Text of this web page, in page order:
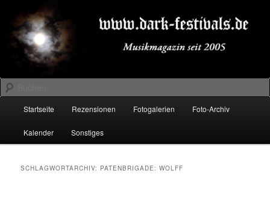
primären
Inhalt
springen
sekundären
Inhalt
springenDARK-FESTIVALS.DE
Suchen
Startseite Rezensionen Fotogalerien Foto-Archiv
Kalender Sonstiges
SCHLAGWORTARCHIV: PATENBRIGADE: WOLFF